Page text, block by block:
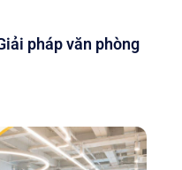
pháp văn phòng